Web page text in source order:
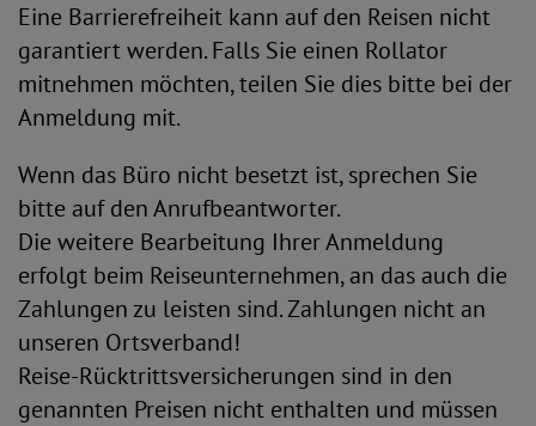
Eine Barrierefreiheit kann auf den Reisen nicht
garantiert werden. Falls Sie einen Rollator
mitnehmen möchten, teilen Sie dies bitte bei der
Anmeldung mit.
Wenn das Büro nicht besetzt ist, sprechen Sie
bitte auf den Anrufbeantworter.
Die weitere Bearbeitung Ihrer Anmeldung
erfolgt beim Reiseunternehmen, an das auch die
Zahlungen zu leisten sind. Zahlungen nicht an
unseren Ortsverband!
Reise-Rücktrittsversicherungen sind in den
genannten Preisen nicht enthalten und müssen